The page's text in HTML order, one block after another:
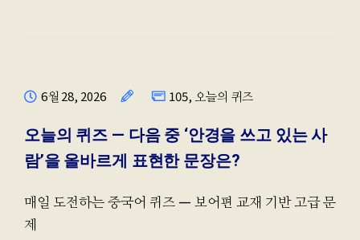
6월 28, 2026 105, 오늘의 퀴즈
오늘의 퀴즈 — 다음 중 ‘안경을 쓰고 있는 사
람’을 올바르게 표현한 문장은?
매일 도전하는 중국어 퀴즈 — 보어편 교재 기반 고급 문
제